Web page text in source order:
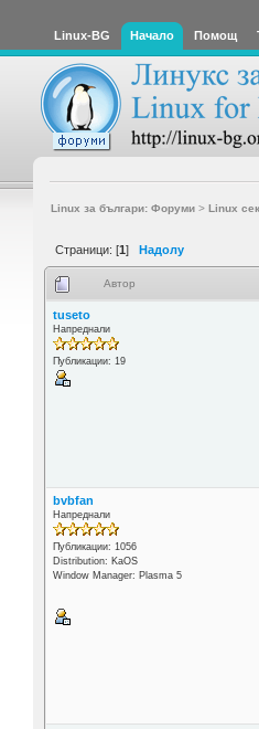
Linux-BG Начало Помощ
Linux за българи: Форуми> Linux
Страници: [1] Надолу
Автор
tuseto
Напреднали
Публикации: 19
bvbfan
Напреднали
Публикации: 1056
Distribution: KaOS
Window Manager: Plasma 5